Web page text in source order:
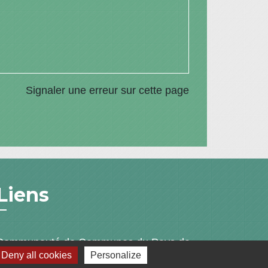
Signaler une erreur sur cette page
de Communes du Pays de
Deny all cookies Personalize